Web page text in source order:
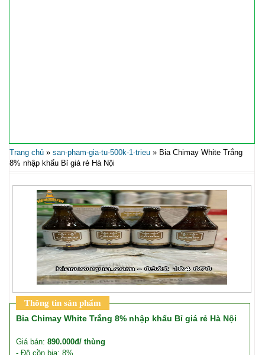
Trang chủ» san-pham-gia-tu-500k-1-trieu» Bia Chimay White Trắng
8% nhập khẩu Bỉ giá rẻ Hà Nội
Thông tin sản phẩm
Bia Chimay White Trắng 8% nhập khẩu Bỉ giá rẻ Hà Nội
Giá bán: 890.000đ/ thùng
- Độ cồn bia: 8%